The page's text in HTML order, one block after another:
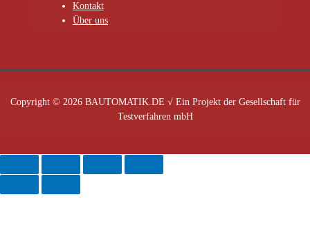
Kontakt
Über uns
Copyright © 2026 BAUTOMATIK.DE √ Ein Projekt der Gesellschaft für
Testverfahren mbH